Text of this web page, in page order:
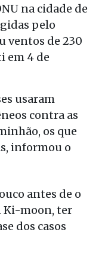
na cidade de
pelo
ventos de 230
em 4 de
usaram
contra as
os que
informou o
antes de o
Ki-moon, ter
dos casos